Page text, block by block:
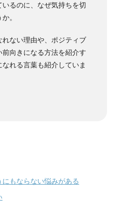
るのに、なぜ気持ちを切
。
ない理由や、ポジティブ
向きになる方法を紹介す
れる言葉も紹介していま
にもならない悩みがある